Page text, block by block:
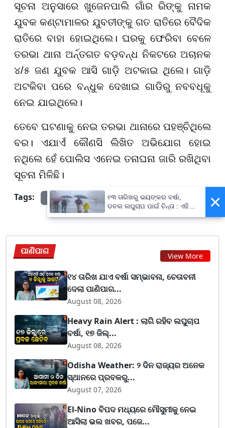
ସୂଚନା ଅନୁସାରେ ଖୁଜେନପାଲି ଗାଁର ରିଙ୍କୁ ନାମକ
ଯୁବକ କଣ୍ଟାମାଳର ଯୁବତୀଙ୍କୁ ଗତ ରାତିରେ ବୈଦିକ
ରାତିରେ ବାହା ହୋଇଥିଲେ। ଘରକୁ ଫେରିବା ବେଳେ
ତରଭା ଥାନା ଅର୍ନ୍ତଗତ ବଡ଼ବନ୍ଧ ନିକଟରେ ଅଚାନକ
୪/୫ ଜଣ ଯୁବକ ଆସି ଗାଡ଼ି ଅଟକାଇ ଥିଲେ। ଗାଡ଼ି
ଅଟକିବା ପରେ ବନ୍ଧୁକ ଦେଖାଇ ଗାଡିରୁ ନବବଧୂକୁ
ନେଇ ଯାଇଥିଲେ।
ତେବେ ଘଟଣାକୁ ନେଇ ତରଭା ଥାନାରେ ପହଞ୍ଚିଥିଲେ
ବର। ଏଯାଏଁ କୌଣସି ଲିଖିତ ଅଭିଯୋଗ ହୋଇ
ନଥିଲେ ହେଁ ପୋଲିସ ଏନେଇ ତନାଘନା ଜାରି ରଖିଥିବା
ସୂଚନା ମିଳିଛି।
Tags:
prameyanews7
ପାଣିପାଗ View More
୧୪ ତାରିଖ ଯାଏ ବର୍ଷା ସମ୍ଭାବନା, ଚେତାବନୀ
ଦେଲା ପାଣିପାଗ...
August 08, 2026
Heavy Rain Alert : ଲାଗି ରହିବ ଲଘୁଚାପ
ବର୍ଷା, ୧୭ ଜିଲ୍...
August 08, 2026
Odisha Weather: ୨ ଦିନ ରାଜ୍ୟର ଅନେକ
ସ୍ଥାନରେ ପ୍ରବଳରୁ...
August 07, 2026
El-Nino ବିପଦ ମଧ୍ୟରେ ମୌସୁମୀକୁ ନେଇ
ଆସିଲା ଭଲ ଖବର, ପଜେ...
×
୧୩ ତାରିଖରୁ ଭୟଙ୍କର ବର୍ଷା,
ଡବଲ ଲଘୁଚାପ ପାଇଁ ଚିନ୍ତା : ଏହି